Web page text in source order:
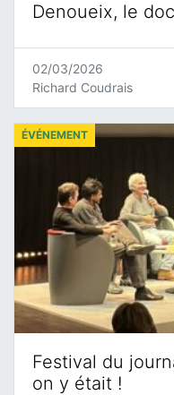
Denoueix, le
02/03/2026
Richard Coudrais
Festival du
on y était !
ÉVÉNEMENT